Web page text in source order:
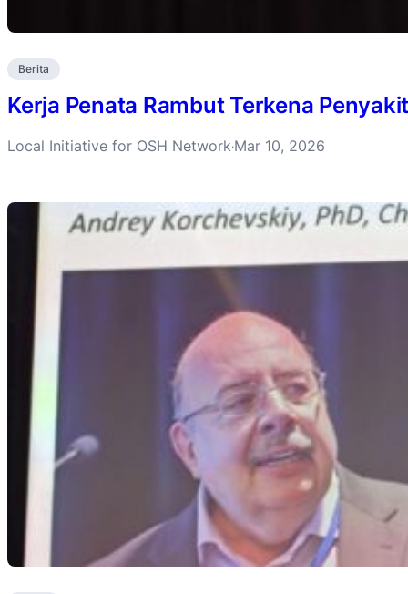
Berita
Kerja Penata Rambut Terkena
Local Initiative for OSH Network·Mar 10, 2026